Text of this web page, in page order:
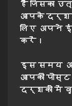
है जिसका
आपके
लिए अपने
करें।
इस समय
आपकी पोस्ट
दर्शकों में